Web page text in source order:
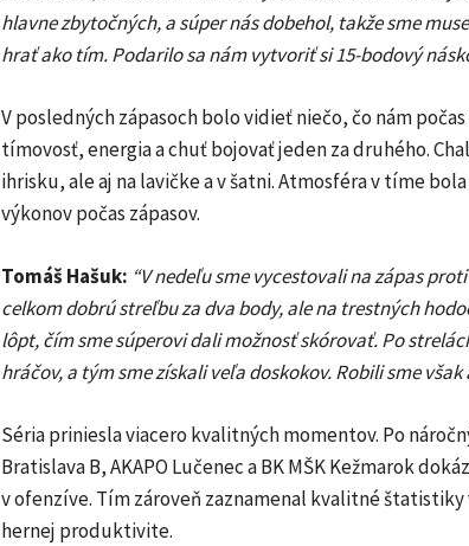
hlavne zbytočných, a súper nás dobehol, takže sme
hrať ako tím. Podarilo sa nám vytvoriť si 15-bodový
V posledných zápasoch bolo vidieť niečo, čo nám
tímovosť, energia a chuť bojovať jeden za druhého.
ihrisku, ale aj na lavičke a v šatni. Atmosféra v tíme
výkonov počas zápasov.
Tomáš Hašuk: “V nedeľu sme vycestovali na zápas
celkom dobrú streľbu za dva body, ale na trestných
lôpt, čím sme súperovi dali možnosť skórovať. Po
hráčov, a tým sme získali veľa doskokov. Robili sme
Séria priniesla viacero kvalitných momentov. Po
Bratislava B, AKAPO Lučenec a BK MŠK Kežmarok
v ofenzíve. Tím zároveň zaznamenal kvalitné štatistiky
hernej produktivite.